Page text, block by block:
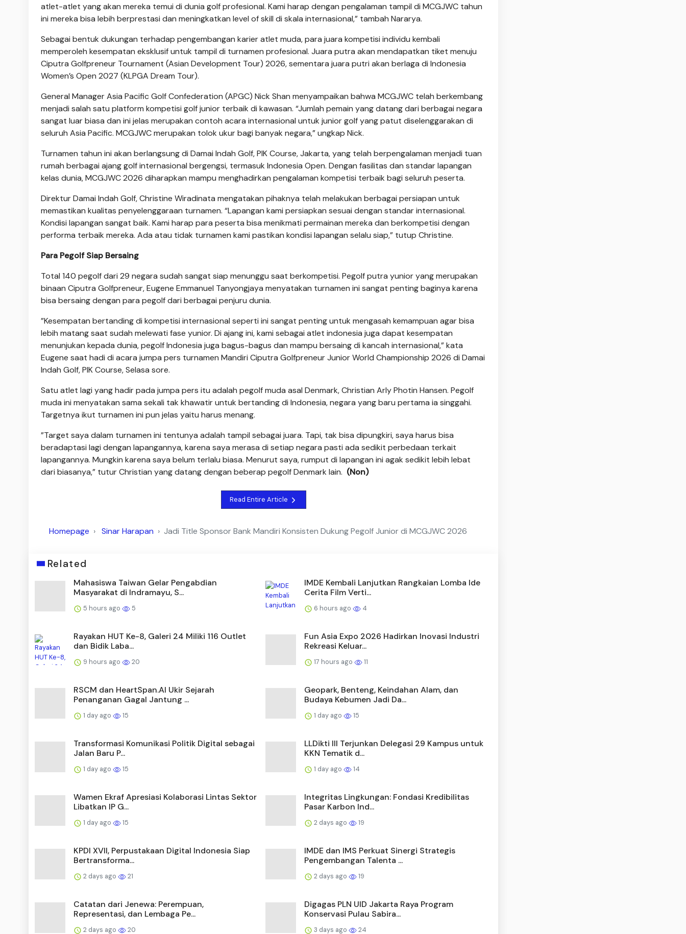
atlet-atlet yang akan mereka temui di dunia golf profesional. Kami harap dengan pengalaman tampil di MCGJWC tahun
ini mereka bisa lebih berprestasi dan meningkatkan level of skill di skala internasional,” tambah Nararya.
Sebagai bentuk dukungan terhadap pengembangan karier atlet muda, para juara kompetisi individu kembali
memperoleh kesempatan eksklusif untuk tampil di turnamen profesional. Juara putra akan mendapatkan tiket menuju
Ciputra Golfpreneur Tournament (Asian Development Tour) 2026, sementara juara putri akan berlaga di Indonesia
Women’s Open 2027 (KLPGA Dream Tour).
General Manager Asia Pacific Golf Confederation (APGC) Nick Shan menyampaikan bahwa MCGJWC telah berkembang
menjadi salah satu platform kompetisi golf junior terbaik di kawasan. “Jumlah pemain yang datang dari berbagai negara
sangat luar biasa dan ini jelas merupakan contoh acara internasional untuk junior golf yang patut diselenggarakan di
seluruh Asia Pacific. MCGJWC merupakan tolok ukur bagi banyak negara,” ungkap Nick.
Turnamen tahun ini akan berlangsung di Damai Indah Golf, PIK Course, Jakarta, yang telah berpengalaman menjadi tuan
rumah berbagai ajang golf internasional bergengsi, termasuk Indonesia Open. Dengan fasilitas dan standar lapangan
kelas dunia, MCGJWC 2026 diharapkan mampu menghadirkan pengalaman kompetisi terbaik bagi seluruh peserta.
Direktur Damai Indah Golf, Christine Wiradinata mengatakan pihaknya telah melakukan berbagai persiapan untuk
memastikan kualitas penyelenggaraan turnamen. “Lapangan kami persiapkan sesuai dengan standar internasional.
Kondisi lapangan sangat baik. Kami harap para peserta bisa menikmati permainan mereka dan berkompetisi dengan
performa terbaik mereka. Ada atau tidak turnamen kami pastikan kondisi lapangan selalu siap,” tutup Christine.
Para Pegolf Siap Bersaing
Total 140 pegolf dari 29 negara sudah sangat siap menunggu saat berkompetisi. Pegolf putra yunior yang merupakan
binaan Ciputra Golfpreneur, Eugene Emmanuel Tanyongjaya menyatakan turnamen ini sangat penting baginya karena
bisa bersaing dengan para pegolf dari berbagai penjuru dunia.
”Kesempatan bertanding di kompetisi internasional seperti ini sangat penting untuk mengasah kemampuan agar bisa
lebih matang saat sudah melewati fase yunior. Di ajang ini, kami sebagai atlet indonesia juga dapat kesempatan
menunjukan kepada dunia, pegolf Indonesia juga bagus-bagus dan mampu bersaing di kancah internasional,” kata
Eugene saat hadi di acara jumpa pers turnamen Mandiri Ciputra Golfpreneur Junior World Championship 2026 di Damai
Indah Golf, PIK Course, Selasa sore.
Satu atlet lagi yang hadir pada jumpa pers itu adalah pegolf muda asal Denmark, Christian Arly Photin Hansen. Pegolf
muda ini menyatakan sama sekali tak khawatir untuk bertanding di Indonesia, negara yang baru pertama ia singgahi.
Targetnya ikut turnamen ini pun jelas yaitu harus menang.
”Target saya dalam turnamen ini tentunya adalah tampil sebagai juara. Tapi, tak bisa dipungkiri, saya harus bisa
beradaptasi lagi dengan lapangannya, karena saya merasa di setiap negara pasti ada sedikit perbedaan terkait
lapangannya. Mungkin karena saya belum terlalu biasa. Menurut saya, rumput di lapangan ini agak sedikit lebih lebat
dari biasanya,” tutur Christian yang datang dengan beberap pegolf Denmark lain. (Non)
Read Entire Article
Homepage Sinar Harapan Jadi Title Sponsor Bank Mandiri Konsisten Dukung Pegolf Junior di MCGJWC 2026
Related
Mahasiswa Taiwan Gelar Pengabdian
Masyarakat di Indramayu, S...
5 hours ago 5
IMDE Kembali Lanjutkan Rangkaian Lomba Ide
Cerita Film Verti...
6 hours ago 4
Rayakan HUT Ke-8, Galeri 24 Miliki 116 Outlet
dan Bidik Laba...
9 hours ago 20
Fun Asia Expo 2026 Hadirkan Inovasi Industri
Rekreasi Keluar...
17 hours ago 11
RSCM dan HeartSpan.AI Ukir Sejarah
Penanganan Gagal Jantung ...
1 day ago 15
Geopark, Benteng, Keindahan Alam, dan
Budaya Kebumen Jadi Da...
1 day ago 15
Transformasi Komunikasi Politik Digital sebagai
Jalan Baru P...
1 day ago 15
LLDikti III Terjunkan Delegasi 29 Kampus untuk
KKN Tematik d...
1 day ago 14
Wamen Ekraf Apresiasi Kolaborasi Lintas Sektor
Libatkan IP G...
1 day ago 15
Integritas Lingkungan: Fondasi Kredibilitas
Pasar Karbon Ind...
2 days ago 19
KPDI XVII, Perpustakaan Digital Indonesia Siap
Bertransforma...
2 days ago 21
IMDE dan IMS Perkuat Sinergi Strategis
Pengembangan Talenta ...
2 days ago 19
Catatan dari Jenewa: Perempuan,
Representasi, dan Lembaga Pe...
2 days ago 20
Digagas PLN UID Jakarta Raya Program
Konservasi Pulau Sabira...
3 days ago 24